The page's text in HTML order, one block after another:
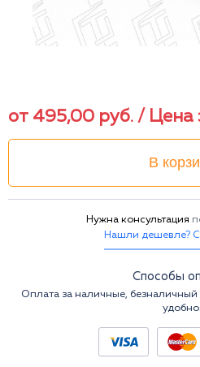
от 495,00 руб. / Цена
В
Нужна консультация
Нашли дешевле?
Способы
Оплата за наличные, безналичный
удобно.